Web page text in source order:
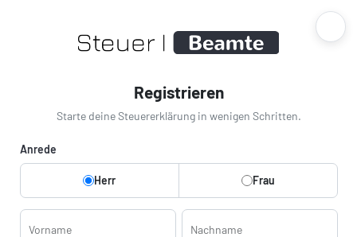
Registrieren
Starte deine Steuererklärung in wenigen Schritten.
Anrede
Herr Frau
Vorname Nachname